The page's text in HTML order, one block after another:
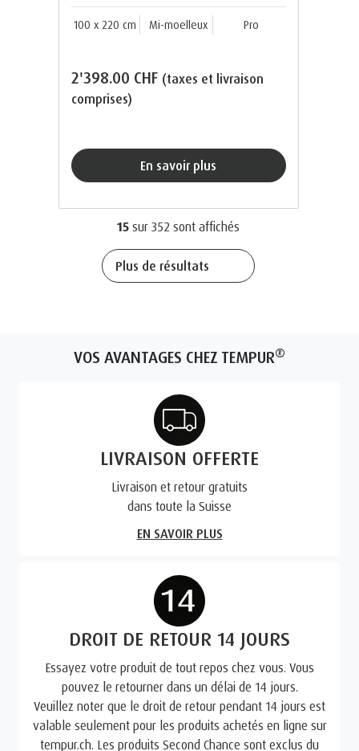
100 x 220 cm Mi-moelleux Pro
2'398.00 CHF (taxes et livraison
comprises)
En savoir plus
15 sur 352 sont affichés
Plus de résultats
VOS AVANTAGES CHEZ TEMPUR®
LIVRAISON OFFERTE
Livraison et retour gratuits
dans toute la Suisse
EN SAVOIR PLUS
DROIT DE RETOUR 14 JOURS
Essayez votre produit de tout repos chez vous. Vous
pouvez le retourner dans un délai de 14 jours.
Veuillez noter que le droit de retour pendant 14 jours est
valable seulement pour les produits achetés en ligne sur
tempur.ch. Les produits Second Chance sont exclus du